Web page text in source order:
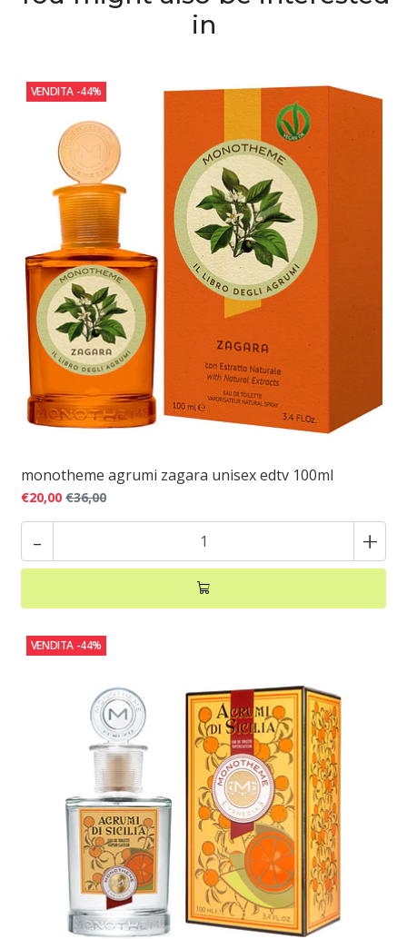
in
VENDITA -44%
monotheme agrumi zagara unisex edtv 100ml
€20,00 €36,00
- +
VENDITA -44%